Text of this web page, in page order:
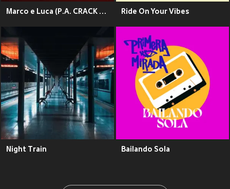
Marco e Luca (P.A. CRACK CITY - La Mafia Non Esiste - Radio R.C.M. Vol. III) [Explicit] Ride On Your Vibes
Night Train Bailando Sola